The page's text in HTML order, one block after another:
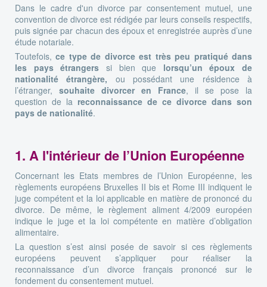
Dans le cadre d'un divorce par consentement mutuel, une
convention de divorce est rédigée par leurs conseils respectifs,
puis signée par chacun des époux et enregistrée auprès d’une
étude notariale.
Toutefois,ce type de divorce est très peu pratiqué dans
les pays étrangers si bien que lorsqu’un époux de
nationalité étrangère, ou possédant une résidence à
l’étranger, souhaite divorcer en France, il se pose la
question de la reconnaissance de ce divorce dans son
pays de nationalité.
1. A l'intérieur de l’Union Européenne
Concernant les Etats membres de l’Union Européenne, les
règlements européens Bruxelles II bis et Rome III indiquent le
juge compétent et la loi applicable en matière de prononcé du
divorce. De même, le règlement aliment 4/2009 européen
indique le juge et la loi compétente en matière d’obligation
alimentaire.
La question s’est ainsi posée de savoir si ces règlements
européens peuvent s’appliquer pour réaliser la
reconnaissance d’un divorce français prononcé sur le
fondement du consentement mutuel.